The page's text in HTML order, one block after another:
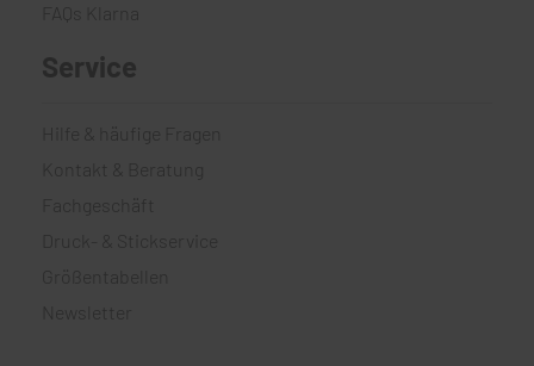
FAQs Klarna
Service
Hilfe & häufige Fragen
Kontakt & Beratung
Fachgeschäft
Druck- & Stickservice
Größentabellen
Newsletter